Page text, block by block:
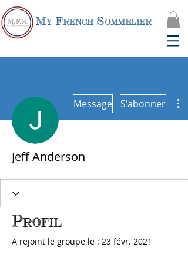
My French Sommelier
Message S'abonner
Jeff Anderson
Profil
A rejoint le groupe le : 23 févr. 2021